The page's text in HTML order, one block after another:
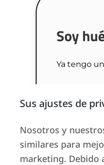
Soy
Ya tengo
Sus ajustes de
Nosotros y
similares para
marketing. Debido